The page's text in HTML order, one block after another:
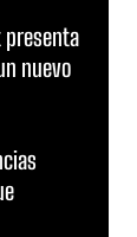
presenta
nuevo